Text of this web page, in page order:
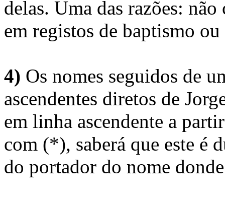
delas. Uma das razões:
em registos de baptismo
4) Os nomes seguidos de
ascendentes diretos de
em linha ascendente a
com (*), saberá que este é
do portador do nome